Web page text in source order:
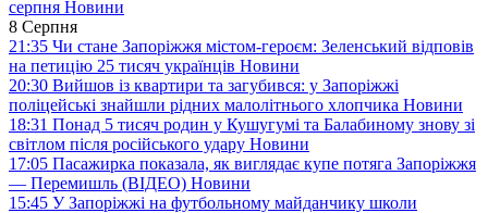
серпня Новини
8 Серпня
21:35 Чи стане Запоріжжя містом-героєм: Зеленський відповів
на петицію 25 тисяч українців Новини
20:30 Вийшов із квартири та загубився: у Запоріжжі
поліцейські знайшли рідних малолітнього хлопчика Новини
18:31 Понад 5 тисяч родин у Кушугумі та Балабиному знову зі
світлом після російського удару Новини
17:05 Пасажирка показала, як виглядає купе потяга Запоріжжя
— Перемишль (ВІДЕО) Новини
15:45 У Запоріжжі на футбольному майданчику школи